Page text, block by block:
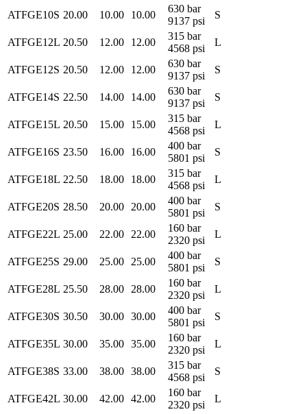
ATFGE10S 20.00 10.00 10.00
630 bar
9137 psi
S
ATFGE12L 20.50 12.00 12.00
315 bar
4568 psi
L
ATFGE12S 20.50 12.00 12.00
630 bar
9137 psi
S
ATFGE14S 22.50 14.00 14.00
630 bar
9137 psi
S
ATFGE15L 20.50 15.00 15.00
315 bar
4568 psi
L
ATFGE16S 23.50 16.00 16.00
400 bar
5801 psi
S
ATFGE18L 22.50 18.00 18.00
315 bar
4568 psi
L
ATFGE20S 28.50 20.00 20.00
400 bar
5801 psi
S
ATFGE22L 25.00 22.00 22.00
160 bar
2320 psi
L
ATFGE25S 29.00 25.00 25.00
400 bar
5801 psi
S
ATFGE28L 25.50 28.00 28.00
160 bar
2320 psi
L
ATFGE30S 30.50 30.00 30.00
400 bar
5801 psi
S
ATFGE35L 30.00 35.00 35.00
160 bar
2320 psi
L
ATFGE38S 33.00 38.00 38.00
315 bar
4568 psi
S
ATFGE42L 30.00 42.00 42.00
160 bar
2320 psi
L